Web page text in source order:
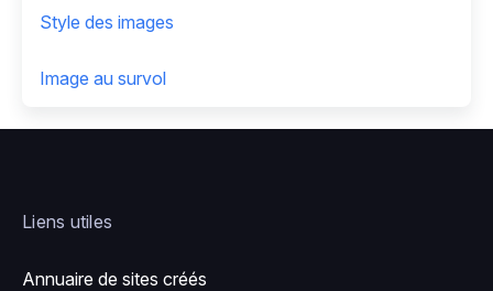
Style des images
Image au survol
Liens utiles
Annuaire de sites créés